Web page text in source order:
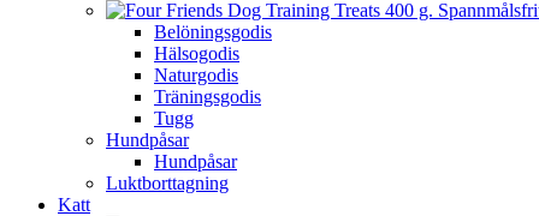
Belöningsgodis
Hälsogodis
Naturgodis
Träningsgodis
Tugg
Hundpåsar
Hundpåsar
Luktborttagning
Katt